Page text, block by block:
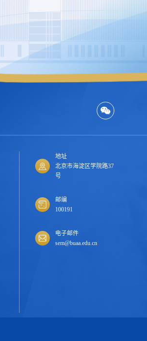
地址
北京市海淀区学院路37
号
邮编
100191
电子邮件
sem@buaa.edu.cn